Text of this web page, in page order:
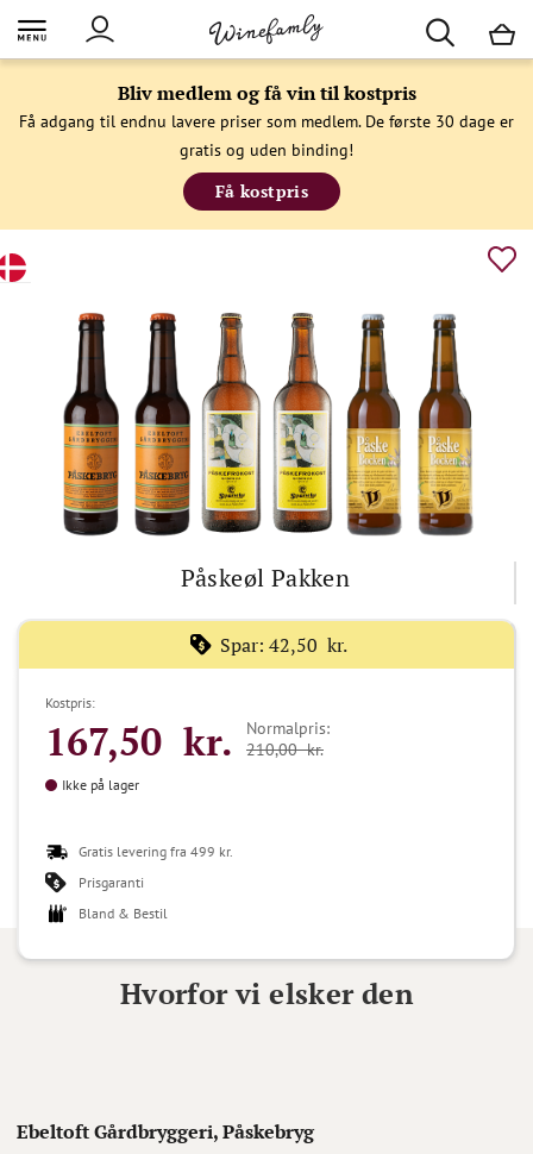
Bliv medlem og få vin til kostpris
Få adgang til endnu lavere priser som medlem. De første 30 dage er
gratis og uden binding!
Få kostpris
Spar: 42,50 kr.
Påskeøl Pakken
Kostpris:
167,50 kr.
Normalpris:
210,00 kr.
Ikke på lager
Gratis levering fra 499 kr.
Prisgaranti
Bland & Bestil
Hvorfor vi elsker den
Ebeltoft Gårdbryggeri, Påskebryg